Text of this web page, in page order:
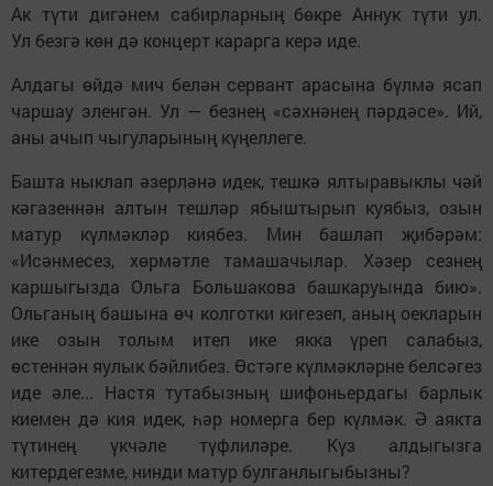
Ак түти дигәнем сабирларның бөкре Аннук түти ул.
Ул безгә көн дә концерт карарга керә иде.
Алдагы өйдә мич белән сервант арасына бүлмә ясап
чаршау эленгән. Ул — безнең «сәхнәнең пәрдәсе». Ий,
аны ачып чыгуларының күңеллеге.
Башта ныклап әзерләнә идек, тешкә ялтыравыклы чәй
кәгазеннән алтын тешләр ябыштырып куябыз, озын
матур күлмәкләр киябез. Мин башлап җибәрәм:
«Исәнмесез, хөрмәтле тамашачылар. Хәзер сезнең
каршыгызда Ольга Большакова башкаруында бию».
Ольганың башына өч колготки кигезеп, аның оекларын
ике озын толым итеп ике якка үреп салабыз,
өстеннән яулык бәйлибез. Өстәге күлмәкләрне белсәгез
иде әле... Настя тутабызның шифоньердагы барлык
киемен дә кия идек, һәр номерга бер күлмәк. Ә аякта
түтинең үкчәле түфлиләре. Күз алдыгызга
китердегезме, нинди матур булганлыгыбызны?